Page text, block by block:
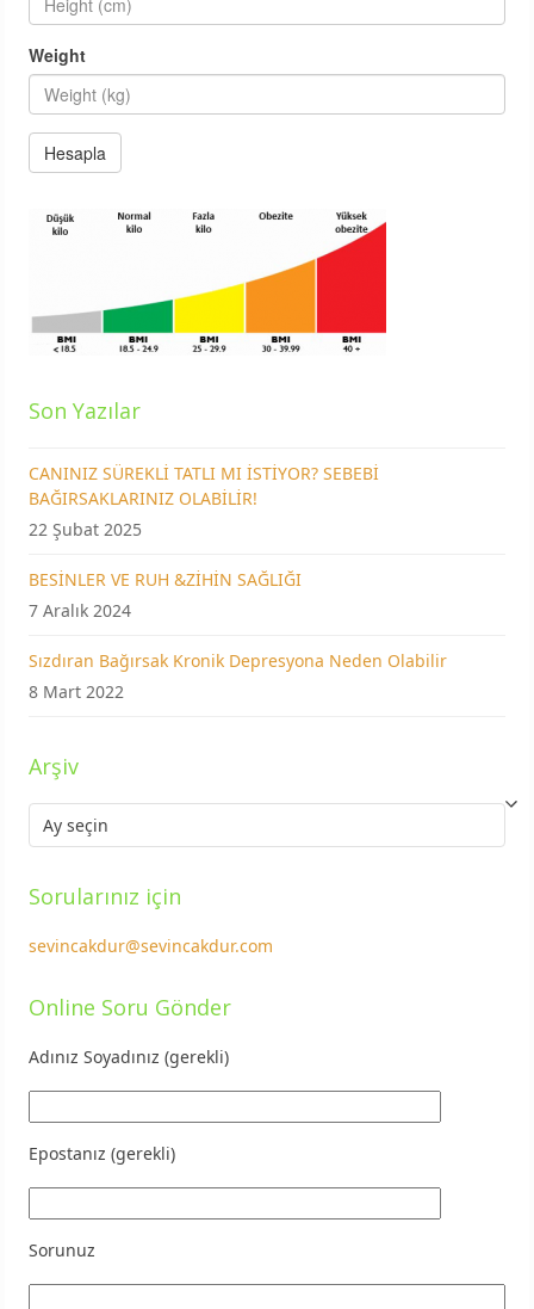
Weight
Son Yazılar
CANINIZ SÜREKLİ TATLI MI İSTİYOR? SEBEBİ
BAĞIRSAKLARINIZ OLABİLİR!
22 Şubat 2025
BESİNLER VE RUH &ZİHİN SAĞLIĞI
7 Aralık 2024
Sızdıran Bağırsak Kronik Depresyona Neden Olabilir
8 Mart 2022
Arşiv
Sorularınız için
sevincakdur@sevincakdur.com
Online Soru Gönder
Adınız Soyadınız (gerekli)
Epostanız (gerekli)
Sorunuz